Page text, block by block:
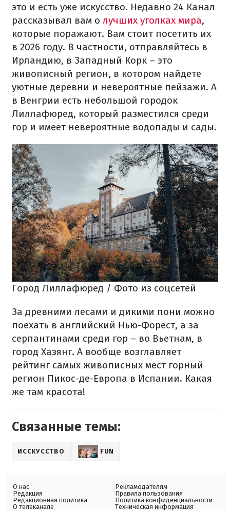
это и есть уже искусство. Недавно 24 Канал
рассказывал вам о лучших уголках мира,
которые поражают. Вам стоит посетить их
в 2026 году. В частности, отправляйтесь в
Ирландию, в Западный Корк – это
живописный регион, в котором найдете
уютные деревни и невероятные пейзажи. А
в Венгрии есть небольшой городок
Лиллафюред, который разместился среди
гор и имеет невероятные водопады и сады.
Город Лиллафюред / Фото из соцсетей
За древними лесами и дикими пони можно
поехать в английский Нью-Форест, а за
серпантинами среди гор – во Вьетнам, в
город Хазянг. А вообще возглавляет
рейтинг самых живописных мест горный
регион Пикос-де-Европа в Испании. Какая
же там красота!
Связанные темы:
ИССКУССТВО FUN
О нас
Редакция
Редакционная политика
О телеканале
Рекламодателям
Правила пользования
Политика конфиденциальности
Техническая информация